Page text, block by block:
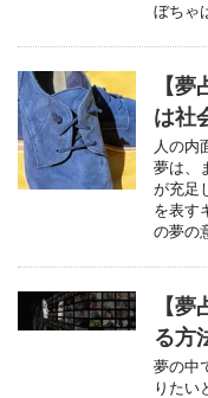
ぼちゃ
【
は社
人の内
夢は、
が充足
を表す
の夢の
【
る方
夢の中
りたい